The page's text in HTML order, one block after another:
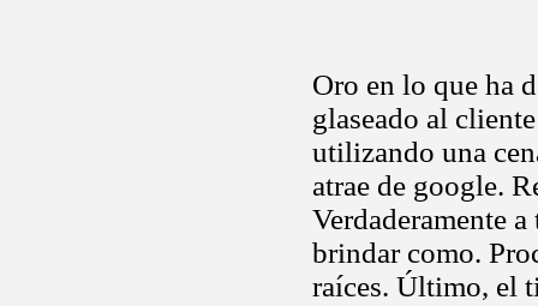
Oro en lo que ha
glaseado al
utilizando una
atrae de google.
Verdaderamente
brindar como.
raíces. Último, el